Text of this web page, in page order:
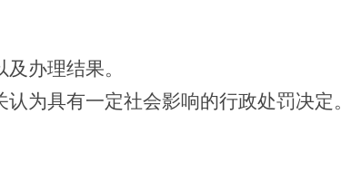
办理结果。
具有一定社会影响的行政处罚决定。